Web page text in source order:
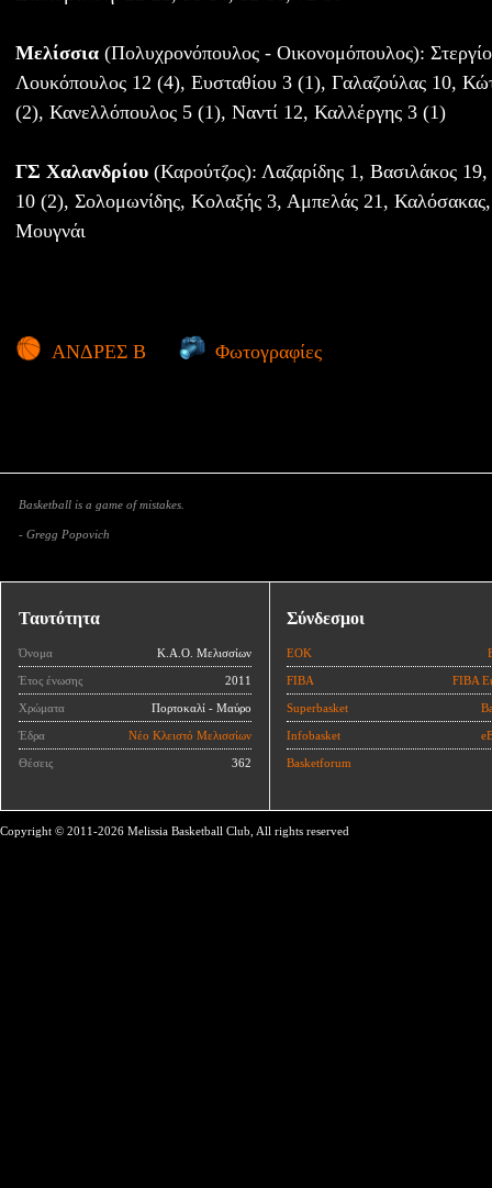
Μελίσσια (Πολυχρονόπουλος - Οικονομόπουλος):
Λουκόπουλος 12 (4), Ευσταθίου 3 (1), Γαλαζούλας 10,
(2), Κανελλόπουλος 5 (1), Ναντί 12, Καλλέργης 3 (1)
ΓΣ Χαλανδρίου (Καρούτζος): Λαζαρίδης 1, Βασιλάκος
10 (2), Σολομωνίδης, Κολαξής 3, Αμπελάς 21,
Μουγνάι
ΑΝΔΡΕΣ Β Φωτογραφίες
Basketball is a game of mistakes.
- Gregg Popovich
Ταυτότητα
Όνομα Κ.Α.Ο. Μελισσίων
Έτος ένωσης 2011
Χρώματα Πορτοκαλί - Μαύρο
Έδρα Νέο Κλειστό Μελισσίων
Θέσεις 362
Σύνδεσμοι
ΕΟΚ
FIBA FIBA
Superbasket
Infobasket
Basketforum
Copyright © 2011-2026 Melissia Basketball Club, All rights reserved